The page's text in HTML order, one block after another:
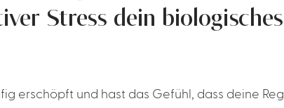
Stress dein biologisches
erschöpft und hast das Gefühl, dass deine